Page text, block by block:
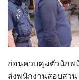
ก่อนควบคุมตัวนักพ
ส่งพนักงานสอบสว